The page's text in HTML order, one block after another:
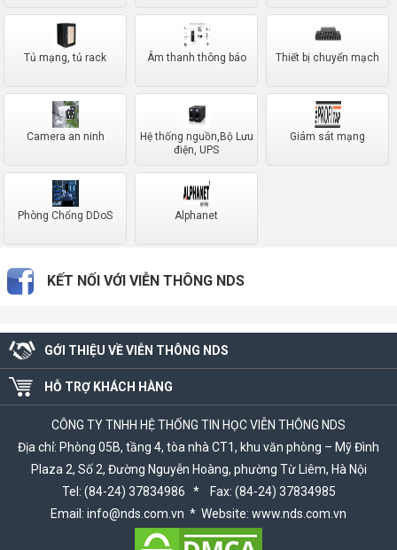
Tủ mạng, tủ rack Âm thanh thông báo Thiết bị chuyển mạch
Camera an ninh
Hệ thống nguồn,Bộ Lưu
điện, UPS
Giám sát mạng
Phòng Chống DDoS Alphanet
KẾT NỐI VỚI VIỄN THÔNG NDS
GỚI THIỆU VỀ VIỄN THÔNG NDS
HỖ TRỢ KHÁCH HÀNG
CÔNG TY TNHH HỆ THỐNG TIN HỌC VIỄN THÔNG NDS
Địa chỉ: Phòng 05B, tầng 4, tòa nhà CT1, khu văn phòng – Mỹ Đình
Plaza 2, Số 2, Đường Nguyễn Hoàng, phường Từ Liêm, Hà Nội
Tel: (84-24) 37834986 * Fax: (84-24) 37834985
Email: info@nds.com.vn * Website: www.nds.com.vn